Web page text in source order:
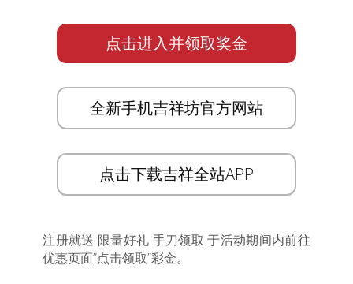
点击进入并领取奖金
全新手机吉祥坊官方网站
点击下载吉祥全站APP
注册就送 限量好礼 手刀领取 于活动期间内前往
优惠页面”点击领取”彩金。